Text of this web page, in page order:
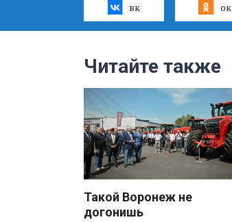
вк ок
Читайте также
Такой Воронеж не
догонишь